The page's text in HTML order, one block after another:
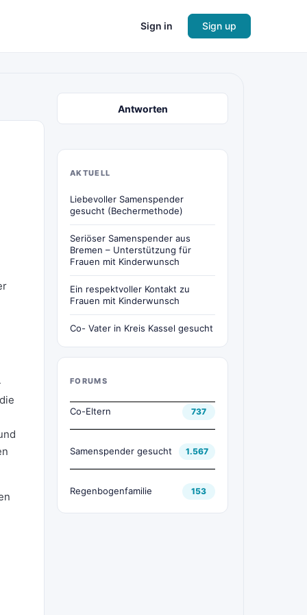
Sign in Sign up
Antworten
AKTUELL
Liebevoller Samenspender
gesucht (Bechermethode)
Seriöser Samenspender aus
Bremen – Unterstützung für
Frauen mit Kinderwunsch
Ein respektvoller Kontakt zu
Frauen mit Kinderwunsch
Co- Vater in Kreis Kassel gesucht
FORUMS
Co-Eltern 737
Samenspender gesucht 1.567
Regenbogenfamilie 153